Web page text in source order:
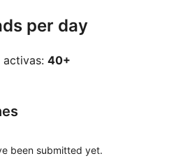
per day
activas: 40+
been submitted yet.